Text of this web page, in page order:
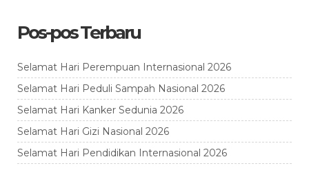
Pos-pos Terbaru
Selamat Hari Perempuan Internasional 2026
Selamat Hari Peduli Sampah Nasional 2026
Selamat Hari Kanker Sedunia 2026
Selamat Hari Gizi Nasional 2026
Selamat Hari Pendidikan Internasional 2026